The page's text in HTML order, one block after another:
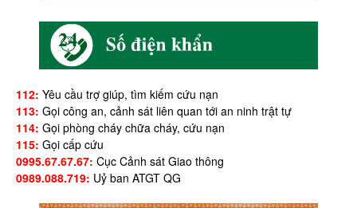
112: Yêu cầu trợ giúp, tìm kiếm cứu nạn
113: Gọi công an, cảnh sát liên quan tới an ninh trật tự
114: Gọi phòng cháy chữa cháy, cứu nạn
115: Gọi cấp cứu
0995.67.67.67: Cục Cảnh sát Giao thông
0989.088.719: Uỷ ban ATGT QG